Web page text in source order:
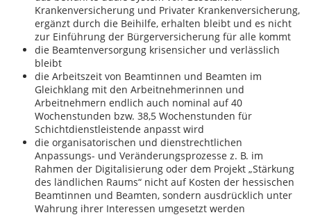
Krankenversicherung und Privater Krankenversicherung,
ergänzt durch die Beihilfe, erhalten bleibt und es nicht
zur Einführung der Bürgerversicherung für alle kommt
die Beamtenversorgung krisensicher und verlässlich
bleibt
die Arbeitszeit von Beamtinnen und Beamten im
Gleichklang mit den Arbeitnehmerinnen und
Arbeitnehmern endlich auch nominal auf 40
Wochenstunden bzw. 38,5 Wochenstunden für
Schichtdienstleistende anpasst wird
die organisatorischen und dienstrechtlichen
Anpassungs- und Veränderungsprozesse z. B. im
Rahmen der Digitalisierung oder dem Projekt „Stärkung
des ländlichen Raums“ nicht auf Kosten der hessischen
Beamtinnen und Beamten, sondern ausdrücklich unter
Wahrung ihrer Interessen umgesetzt werden